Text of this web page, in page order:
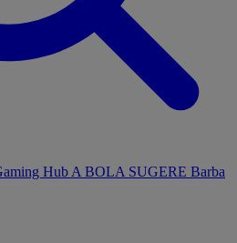
Hub A BOLA SUGERE Barba